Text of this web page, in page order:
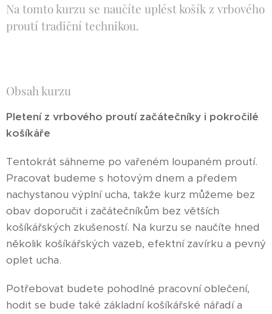
Na tomto kurzu se naučíte uplést košík z vrbového
proutí tradiční technikou.
Obsah kurzu
Pletení z vrbového proutí začátečníky i pokročilé
košíkáře
Tentokrát sáhneme po vařeném loupaném proutí.
Pracovat budeme s hotovým dnem a předem
nachystanou výplní ucha, takže kurz můžeme bez
obav doporučit i začátečníkům bez větších
košíkářských zkušeností. Na kurzu se naučíte hned
několik košíkářských vazeb, efektní zavírku a pevný
oplet ucha.
Potřebovat budete pohodlné pracovní oblečení,
hodit se bude také základní košíkářské nářadí a